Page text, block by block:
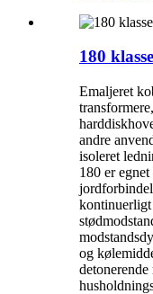
180
Emaljeret
andre
isoleret
180 er
kontinuerligt
og